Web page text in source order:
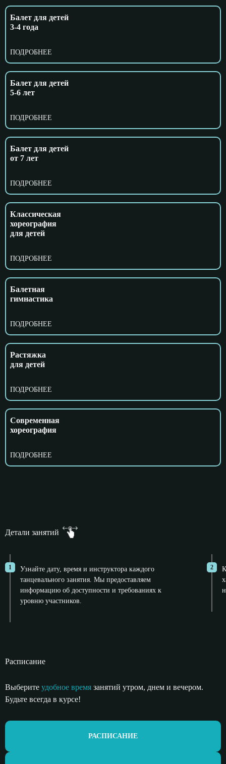
Балет для детей
3-4 года
ПОДРОБНЕЕ
Балет для детей
5-6 лет
ПОДРОБНЕЕ
Балет для детей
от 7 лет
ПОДРОБНЕЕ
Классическая
хореография
для детей
ПОДРОБНЕЕ
Балетная
гимнастика
ПОДРОБНЕЕ
Растяжка
для детей
ПОДРОБНЕЕ
Современная
хореография
ПОДРОБНЕЕ
Детали занятий
1
Узнайте дату, время и инструктора каждого
танцевального занятия. Мы предоставляем
информацию об доступности и требованиях к
уровню участников.
2
Расписание
Выберите удобное время занятий утром, днем и вечером.
Будьте всегда в курсе!
РАСПИСАНИЕ